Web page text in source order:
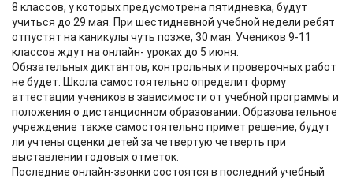
8 классов, у которых предусмотрена пятидневка, будут
учиться до 29 мая. При шестидневной учебной недели ребят
отпустят на каникулы чуть позже, 30 мая. Учеников 9-11
классов ждут на онлайн- уроках до 5 июня.
Обязательных диктантов, контрольных и проверочных работ
не будет. Школа самостоятельно определит форму
аттестации учеников в зависимости от учебной программы и
положения о дистанционном образовании. Образовательное
учреждение также самостоятельно примет решение, будут
ли учтены оценки детей за четвертую четверть при
выставлении годовых отметок.
Последние онлайн-звонки состоятся в последний учебный